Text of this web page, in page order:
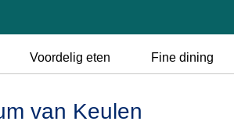
Voordelig eten Fine dining
van Keulen